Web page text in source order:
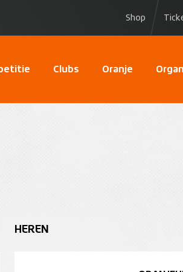
Shop
Clubs Oranje
HEREN